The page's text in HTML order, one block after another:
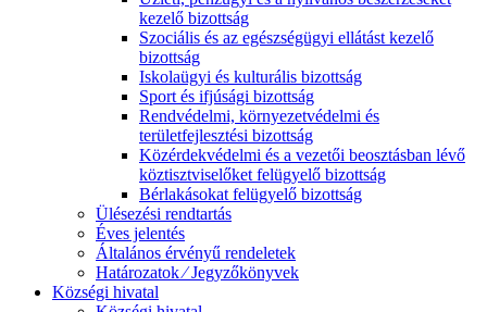
kezelő bizottság
Szociális és az egészségügyi ellátást kezelő
bizottság
Iskolaügyi és kulturális bizottság
Sport és ifjúsági bizottság
Rendvédelmi, környezetvédelmi és
területfejlesztési bizottság
Közérdekvédelmi és a vezetői beosztásban lévő
köztisztviselőket felügyelő bizottság
Bérlakásokat felügyelő bizottság
Ülésezési rendtartás
Éves jelentés
Általános érvényű rendeletek
Határozatok ⁄ Jegyzőkönyvek
Községi hivatal